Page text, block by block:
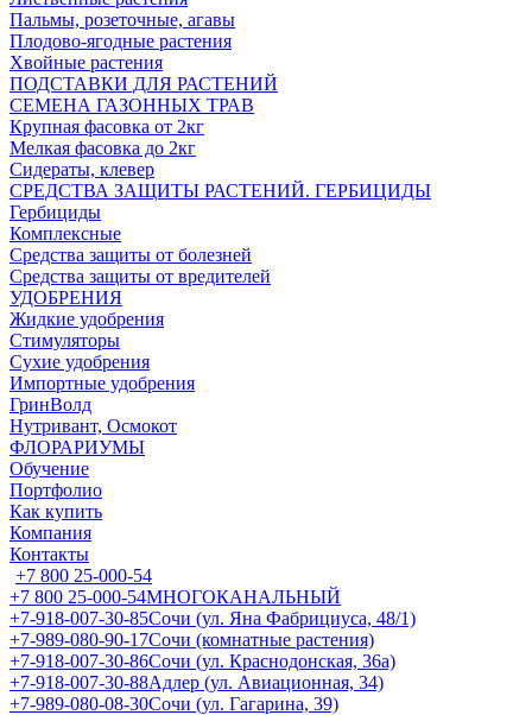
Пальмы, розеточные, агавы
Плодово-ягодные растения
Хвойные растения
ПОДСТАВКИ ДЛЯ РАСТЕНИЙ
СЕМЕНА ГАЗОННЫХ ТРАВ
Крупная фасовка от 2кг
Мелкая фасовка до 2кг
Сидераты, клевер
СРЕДСТВА ЗАЩИТЫ РАСТЕНИЙ. ГЕРБИЦИДЫ
Гербициды
Комплексные
Средства защиты от болезней
Средства защиты от вредителей
УДОБРЕНИЯ
Жидкие удобрения
Стимуляторы
Сухие удобрения
Импортные удобрения
ГринВолд
Нутривант, Осмокот
ФЛОРАРИУМЫ
Обучение
Портфолио
Как купить
Компания
Контакты
+7 800 25-000-54
+7 800 25-000-54МНОГОКАНАЛЬНЫЙ
+7-918-007-30-85Сочи (ул. Яна Фабрициуса, 48/1)
+7-989-080-90-17Сочи (комнатные растения)
+7-918-007-30-86Сочи (ул. Краснодонская, 36а)
+7-918-007-30-88Адлер (ул. Авиационная, 34)
+7-989-080-08-30Сочи (ул. Гагарина, 39)